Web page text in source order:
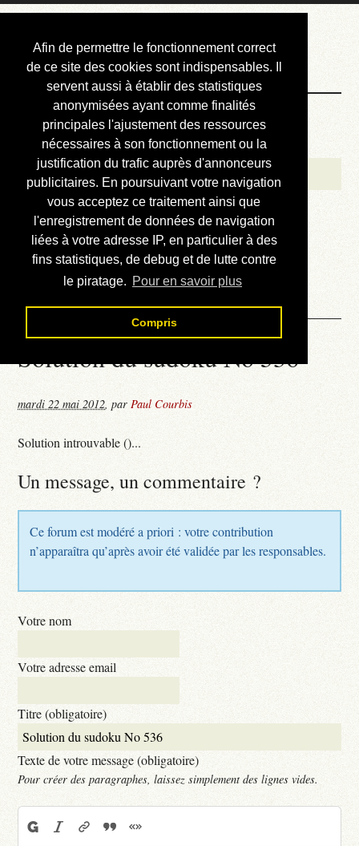
Afin de permettre le fonctionnement correct
de ce site des cookies sont indispensables. Il
servent aussi à établir des statistiques
anonymisées ayant comme finalités
principales l'ajustement des ressources
nécessaires à son fonctionnement ou la
justification du trafic auprès d'annonceurs
publicitaires. En poursuivant votre navigation
vous acceptez ce traitement ainsi que
l'enregistrement de données de navigation
liées à votre adresse IP, en particulier à des
fins statistiques, de debug et de lutte contre
le piratage. Pour en savoir plus
Compris
Courbis, « LE »
Blog Officiel
Bienvenue
Réalisations
Divers (et d’été)
Annonces
Liens externes
Téléchargement
Contact
Solution du sudoku No 536
mardi 22 mai 2012,parPaul Courbis
Solution introuvable ()...
Un message, un commentaire ?
Ce forum est modéré a priori : votre contribution
n’apparaîtra qu’après avoir été validée par les responsables.
Votre nom
Votre adresse email
Titre (obligatoire)
Texte de votre message (obligatoire)
Pour créer des paragraphes, laissez simplement des lignes vides.